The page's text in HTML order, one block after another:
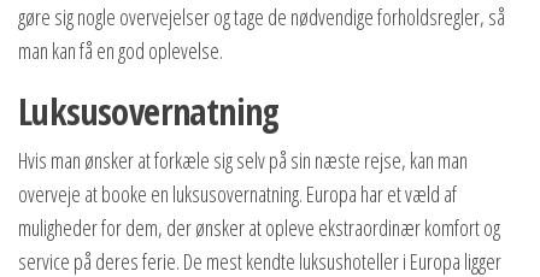
gøre sig nogle overvejelser og tage de nødvendige forholdsregler, så
man kan få en god oplevelse.
Luksusovernatning
Hvis man ønsker at forkæle sig selv på sin næste rejse, kan man
overveje at booke en luksusovernatning. Europa har et væld af
muligheder for dem, der ønsker at opleve ekstraordinær komfort og
service på deres ferie. De mest kendte luksushoteller i Europa ligger